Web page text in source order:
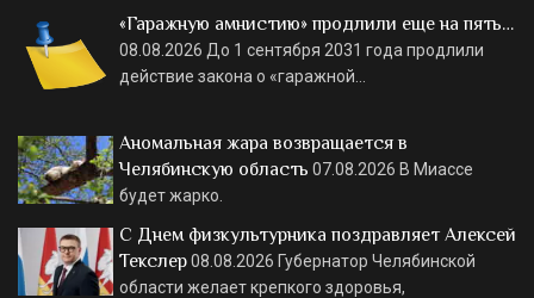
«Гаражную амнистию» продлили еще на пять…
08.08.2026 До 1 сентября 2031 года продлили
действие закона о «гаражной…
Аномальная жара возвращается в
Челябинскую область 07.08.2026 В Миассе
будет жарко.
С Днем физкультурника поздравляет Алексей
Текслер08.08.2026 Губернатор Челябинской
области желает крепкого здоровья,